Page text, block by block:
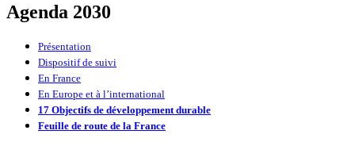
Agenda 2030
Présentation
Dispositif de suivi
En France
En Europe et à l’international
17 Objectifs de développement durable
Feuille de route de la France